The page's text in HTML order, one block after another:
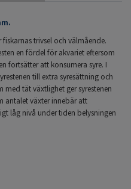
trivsel och välmående.
en fördel för akvariet eftersom
fortsätter att konsumera syre. I
till extra syresättning och
med tät växtlighet ger syrestenen
antalet växter innebär att
låg nivå under tiden belysningen